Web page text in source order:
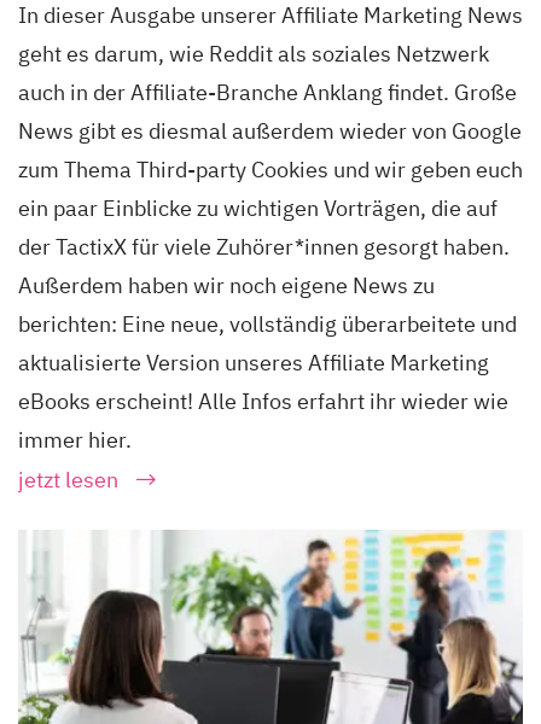
In dieser Ausgabe unserer Affiliate Marketing News
geht es darum, wie Reddit als soziales Netzwerk
auch in der Affiliate-Branche Anklang findet. Große
News gibt es diesmal außerdem wieder von Google
zum Thema Third-party Cookies und wir geben euch
ein paar Einblicke zu wichtigen Vorträgen, die auf
der TactixX für viele Zuhörer*innen gesorgt haben.
Außerdem haben wir noch eigene News zu
berichten: Eine neue, vollständig überarbeitete und
aktualisierte Version unseres Affiliate Marketing
eBooks erscheint! Alle Infos erfahrt ihr wieder wie
immer hier.
jetzt lesen